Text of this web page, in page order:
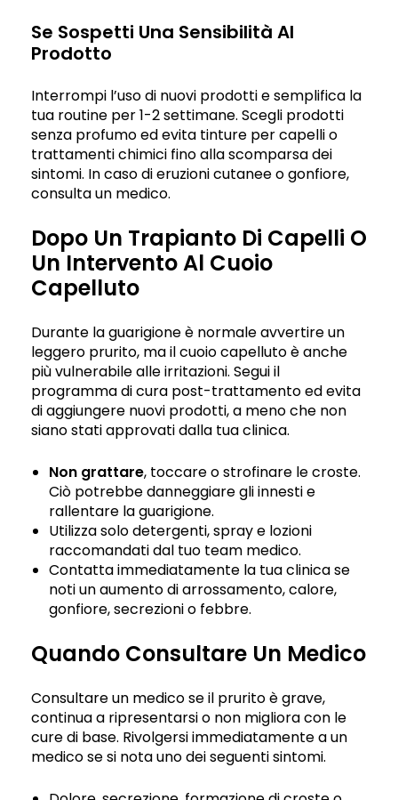
Se Sospetti Una Sensibilità Al
Prodotto
Interrompi l’uso di nuovi prodotti e semplifica la
tua routine per 1-2 settimane. Scegli prodotti
senza profumo ed evita tinture per capelli o
trattamenti chimici fino alla scomparsa dei
sintomi. In caso di eruzioni cutanee o gonfiore,
consulta un medico.
Dopo Un Trapianto Di Capelli O
Un Intervento Al Cuoio
Capelluto
Durante la guarigione è normale avvertire un
leggero prurito, ma il cuoio capelluto è anche
più vulnerabile alle irritazioni. Segui il
programma di cura post-trattamento ed evita
di aggiungere nuovi prodotti, a meno che non
siano stati approvati dalla tua clinica.
Non grattare, toccare o strofinare le croste.
Ciò potrebbe danneggiare gli innesti e
rallentare la guarigione.
Utilizza solo detergenti, spray e lozioni
raccomandati dal tuo team medico.
Contatta immediatamente la tua clinica se
noti un aumento di arrossamento, calore,
gonfiore, secrezioni o febbre.
Quando Consultare Un Medico
Consultare un medico se il prurito è grave,
continua a ripresentarsi o non migliora con le
cure di base. Rivolgersi immediatamente a un
medico se si nota uno dei seguenti sintomi.